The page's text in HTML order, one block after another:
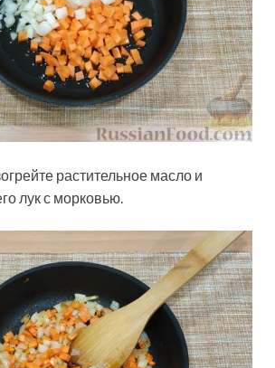
растительное масло и
лук с морковью.